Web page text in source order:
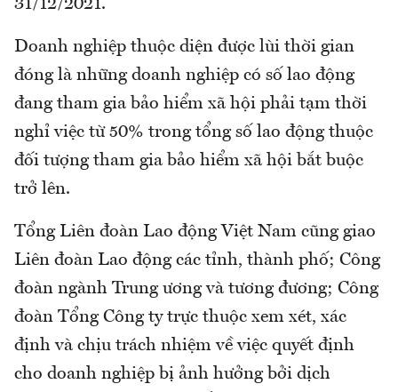
31/12/2021.
Doanh nghiệp thuộc diện được lùi thời gian
đóng là những doanh nghiệp có số lao động
đang tham gia bảo hiểm xã hội phải tạm thời
nghỉ việc từ 50% trong tổng số lao động thuộc
đối tượng tham gia bảo hiểm xã hội bắt buộc
trở lên.
Tổng Liên đoàn Lao động Việt Nam cũng giao
Liên đoàn Lao động các tỉnh, thành phố; Công
đoàn ngành Trung ương và tương đương; Công
đoàn Tổng Công ty trực thuộc xem xét, xác
định và chịu trách nhiệm về việc quyết định
cho doanh nghiệp bị ảnh hưởng bởi dịch